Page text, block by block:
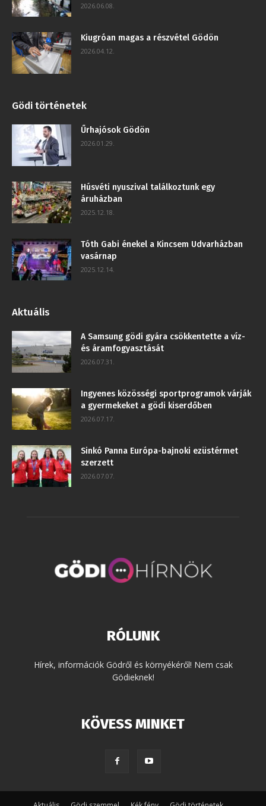
2026.06.08.
Kiugróan magas a részvétel Gödön
2026.04.12.
Gödi történetek
Űrhajósok Gödön
2026.01.29.
Húsvéti nyuszival találkoztunk egy
áruházban
2025.12.18.
Tóth Gabi énekel a Kincsem Udvarházban
vasárnap
2025.12.14.
Aktuális
A Samsung gödi gyára csökkentette a víz-
és áramfogyasztását
2026.07.31.
Ingyenes közösségi sportprogramok várják
a gyermekeket a gödi kiserdőben
2026.07.17.
Sinkó Panna Európa-bajnoki ezüstérmet
szerzett
2026.07.07.
RÓLUNK
Hírek, információk Gödről és környékéről! Nem csak
Gödieknek!
KÖVESS MINKET